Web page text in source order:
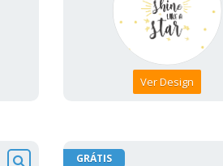
Ver Design
GRÁTIS